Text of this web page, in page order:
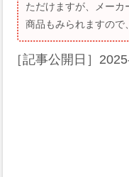
ただけますが、メーカ
商品もみられますので
［記事公開日］